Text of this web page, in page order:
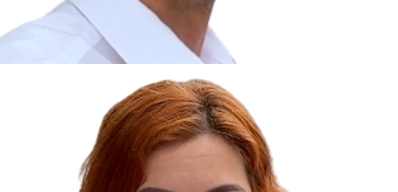
používania cookies chcete umožniť.
Zákon uvádza, že môžeme ukladať cookies na vašom
zariadení, pokiaľ sú nevyhnutne nutné pre prevádzku tejto
Cookies, ktoré používame
Technické a nevyhnutné cookies
Analytické a marketingové cookies